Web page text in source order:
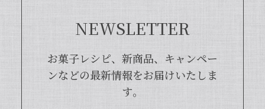
り、大変嬉しく思います。こちらの商品
富な莢ごとピューレにした商品でござい
まして、バニラビーンズよりお得で、さ
らに使いやすくなった当店オリジナルの
商品となっております。また、「バニラ
NEWSLETTER
お菓子レシピ、新商品、キャンペー
ンなどの最新情報をお届けいたしま
す。